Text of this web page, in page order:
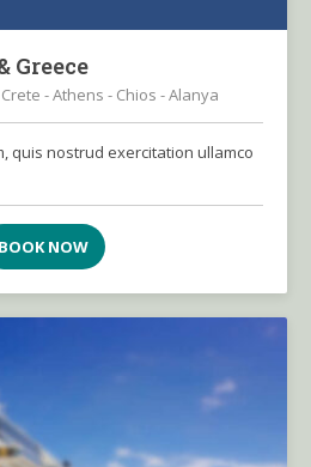
Greece
- Athens - Chios - Alanya
quis nostrud exercitation ullamco
BOOK NOW